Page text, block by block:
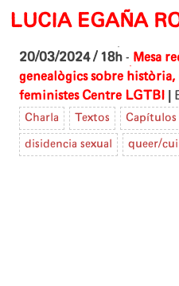
Skip
content
LUCIA EGAÑA
20/03/2024 / 18h - Mesa
genealògics sobre
feministes Centre LGTBI
Charla Textos Capítulos
disidencia sexual queer/